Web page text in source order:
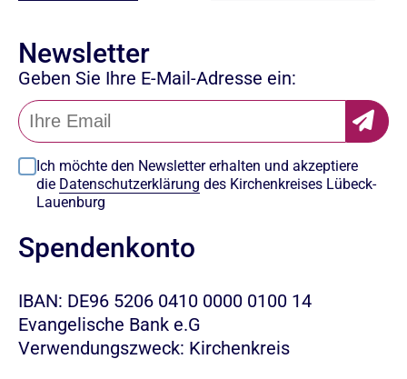
Newsletter
Geben Sie Ihre E-Mail-Adresse ein:
Ich möchte den Newsletter erhalten und akzeptiere
die Datenschutzerklärung des Kirchenkreises Lübeck-
Lauenburg
Spendenkonto
IBAN: DE96 5206 0410 0000 0100 14
Evangelische Bank e.G
Verwendungszweck: Kirchenkreis